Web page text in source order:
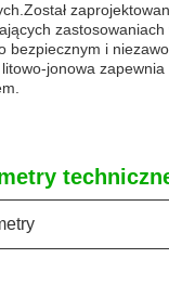
bezpiecznym i
jonowa